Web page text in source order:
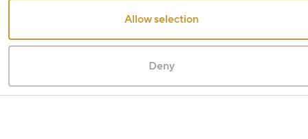
Allow selection
Deny